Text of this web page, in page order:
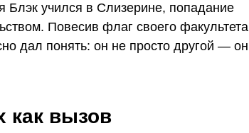
учился в Слизерине, попадание
Повесив флаг своего факультета
дал понять: он не просто другой — он
как вызов